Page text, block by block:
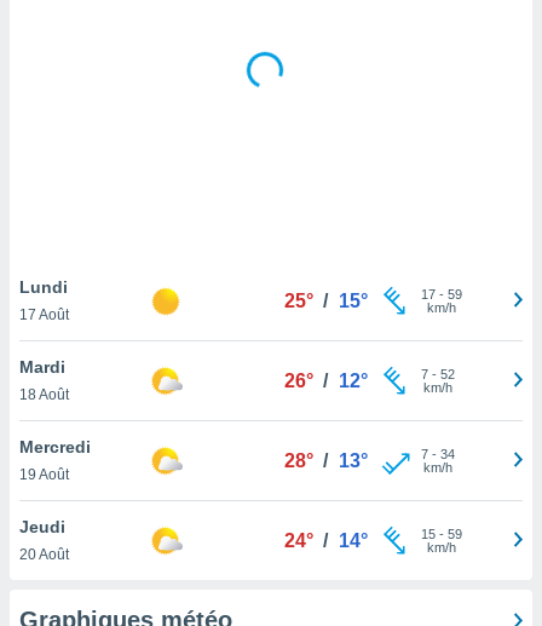
notre
que
et que
Lundi
17 Août
25° / 15° 17- 59
km/h
Mardi
18 Août
26° / 12° 7- 52
km/h
Mercredi
19 Août
28° / 13° 7- 34
km/h
Jeudi
20 Août
24° / 14° 15- 59
km/h
Graphiques météo